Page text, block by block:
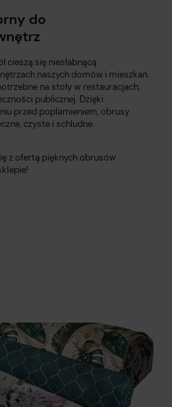
do
cieszą się niesłabnącą
naszych domów i mieszkań.
na stoły w restauracjach,
publicznej. Dzięki
przed poplamieniem, obrusy
czyste i schludne.
z ofertą pięknych obrusów